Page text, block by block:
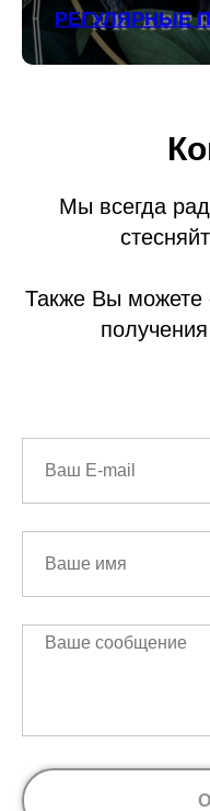
РЕГУЛЯРНЫЕ
Мы всегда
Также Вы можете